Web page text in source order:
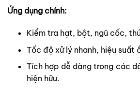
Ứng dụng chính:
Kiểm tra hạt, bột, ngũ cốc,
Tốc độ xử lý nhanh, hiệu suất
Tích hợp dễ dàng trong các
hiện hữu.